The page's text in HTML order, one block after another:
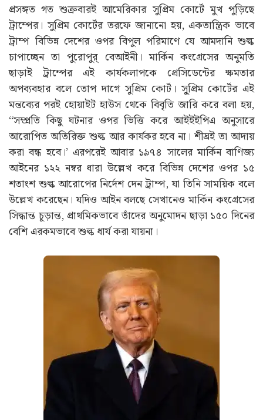
প্রসঙ্গত গত শুক্রবারই আমেরিকার সুপ্রিম কোর্টে মুখ পুড়িছে
ট্রাম্পের। সুপ্রিম কোর্টের তরফে জানানো হয়, একতান্ত্রিক ভাবে
ট্রাম্প বিভিন্ন দেশের ওপর বিপুল পরিমাণে যে আমদানি শুল্ক
চাপাচ্ছেন তা পুরোপুর্ বেআইনী। মার্কিন কংগ্রেসের অনুমতি
ছাড়াই ট্রাম্পের এই কার্যকলাপকে প্রেসিডেন্টের ক্ষমতার
অপব্যবহার বলে তোপ দাগে সুপ্রিম কোর্ট। সু্প্রিম কোর্টের এই
মন্তব্যের পরই হোয়াইট হাউস থেকে বিবৃতি জারি করে বলা হয়,
‘‘সম্প্রতি কিছু ঘটনার ওপর ভিত্তি করে আইইইপিএ অনুসারে
আরোপিত অতিরিক্ত শুল্ক আর কার্যকর হবে না। শীঘ্রই তা আদায়
করা বন্ধ হবে।’ এরপরেই আবার ১৯৭৪ সালের মার্কিন বাণিজ্য
আইনের ১২২ নম্বর ধারা উল্লেখ করে বিভিন্ন দেশের ওপর ১৫
শতাংশ শুল্ক আরোপের নির্দেশ দেন ট্রাম্প, যা তিনি সাময়িক বলে
উল্লেখ করেছেন। যদিও আইন বলছে সেখানেও মার্কিন কংগ্রেসের
সিদ্ধান্ত চূড়ান্ত, প্রাথমিকভাবে তাঁদের অনুমোদন ছাড়া ১৫০ দিনের
বেশি এরকমভাবে শুল্ক ধার্য করা যায়না।